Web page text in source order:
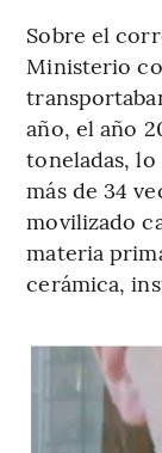
Sobre el
Ministerio
año, el año
toneladas,
más de 34
movilizado
materia
cerámica,